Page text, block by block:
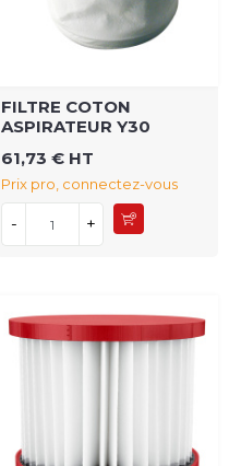
FILTRE COTON
ASPIRATEUR Y30
61,73 € HT
Prix pro, connectez-vous
- +